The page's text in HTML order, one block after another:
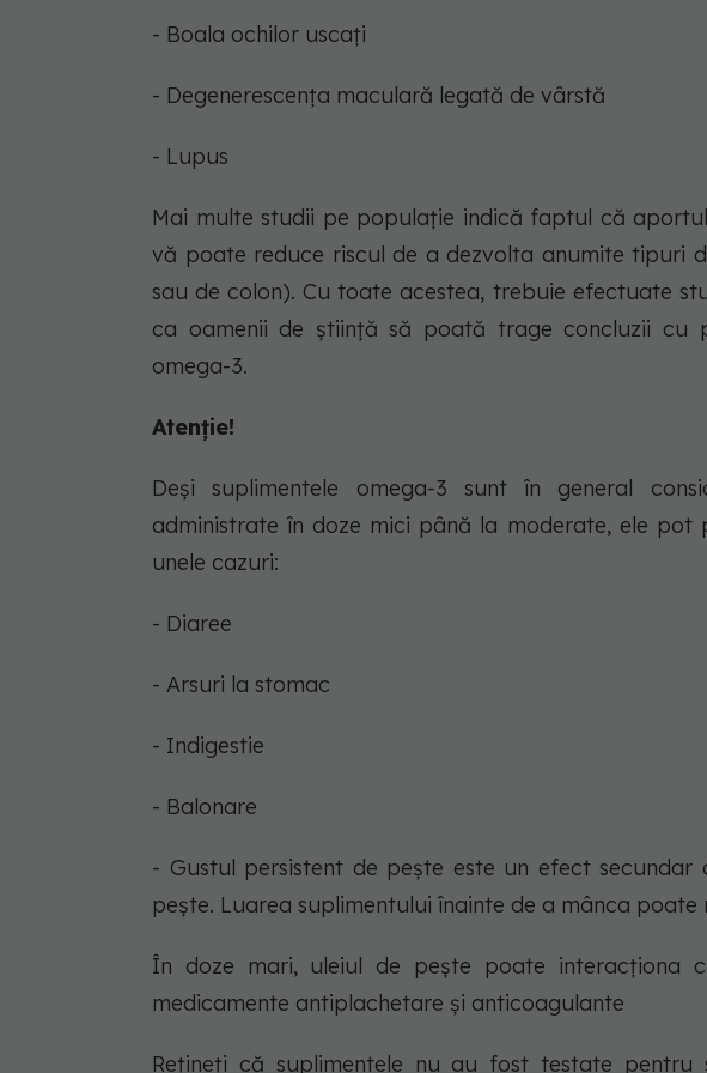
- Boala ochilor uscați
- Degenerescența maculară legată de vârstă
- Lupus
Mai multe studii pe populație indică faptul că
vă poate reduce riscul de a dezvolta anumite tipuri
sau de colon). Cu toate acestea, trebuie efectuate
ca oamenii de știință să poată trage concluzii cu
omega-3.
Atenție!
Deși suplimentele omega-3 sunt în general
administrate în doze mici până la moderate, ele pot
unele cazuri:
- Diaree
- Arsuri la stomac
- Indigestie
- Balonare
- Gustul persistent de pește este un efect secundar
pește. Luarea suplimentului înainte de a mânca
În doze mari, uleiul de pește poate interacționa
medicamente antiplachetare și anticoagulante
Rețineți că suplimentele nu au fost testate